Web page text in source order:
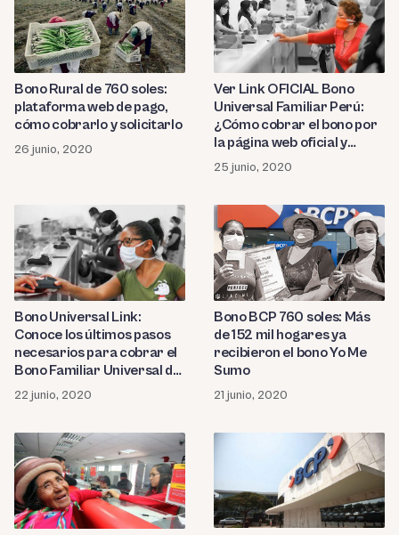
Bono Rural de 760 soles:
plataforma web de pago,
cómo cobrarlo y solicitarlo
26 junio, 2020
Ver Link OFICIAL Bono
Universal Familiar Perú:
¿Cómo cobrar el bono por
la página web oficial y
plataforma de pago?
25 junio, 2020
Bono Universal Link:
Conoce los últimos pasos
necesarios para cobrar el
Bono Familiar Universal de
760 soles
22 junio, 2020
Bono BCP 760 soles: Más
de 152 mil hogares ya
recibieron el bono Yo Me
Sumo
21 junio, 2020